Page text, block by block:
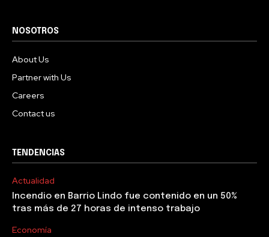
NOSOTROS
About Us
Partner with Us
Careers
Contact us
TENDENCIAS
Actualidad
Incendio en Barrio Lindo fue contenido en un 50%
tras más de 27 horas de intenso trabajo
Economía